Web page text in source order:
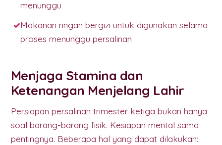
menunggu
Makanan ringan bergizi untuk digunakan selama
proses menunggu persalinan
Menjaga Stamina dan
Ketenangan Menjelang Lahir
Persiapan persalinan trimester ketiga bukan hanya
soal barang-barang fisik. Kesiapan mental sama
pentingnya. Beberapa hal yang dapat dilakukan: